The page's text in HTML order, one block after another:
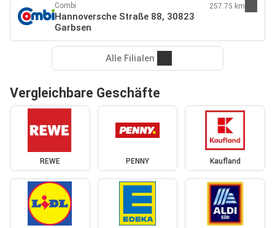
Combi
Hannoversche Straße 88, 30823
Garbsen
257.75 km
Alle Filialen
Vergleichbare Geschäfte
REWE PENNY Kaufland